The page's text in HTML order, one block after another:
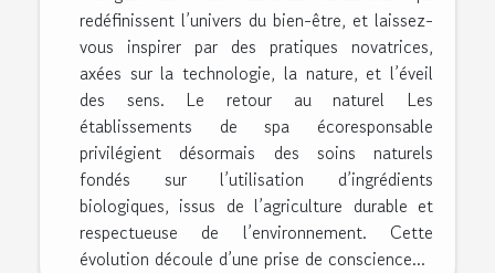
redéfinissent l’univers du bien-être, et laissez-
vous inspirer par des pratiques novatrices,
axées sur la technologie, la nature, et l’éveil
des sens. Le retour au naturel Les
établissements de spa écoresponsable
privilégient désormais des soins naturels
fondés sur l’utilisation d’ingrédients
biologiques, issus de l’agriculture durable et
respectueuse de l’environnement. Cette
évolution découle d’une prise de conscience...